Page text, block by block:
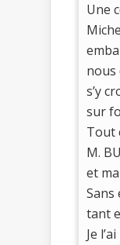
Une
nous
s’y
sur
Tout
M.
et
Sans
tant
Je